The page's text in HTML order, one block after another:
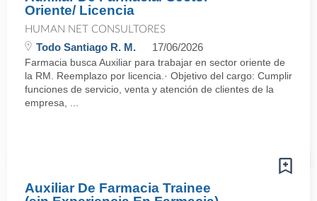
Oriente/ Licencia
HUMAN NET CONSULTORES
Todo Santiago R. M. 17/06/2026
Farmacia busca Auxiliar para trabajar en sector oriente de
la RM. Reemplazo por licencia.· Objetivo del cargo: Cumplir
funciones de servicio, venta y atención de clientes de la
empresa, ...
Auxiliar De Farmacia Trainee